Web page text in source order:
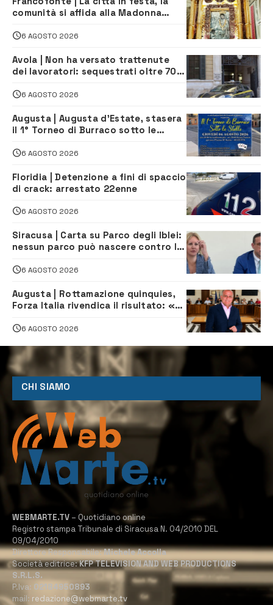
comunità si affida alla Madonna
6 AGOSTO 2026
Avola | Non ha versato trattenute
dei lavoratori: sequestrati oltre 700
climatizzazione
6 AGOSTO 2026
Augusta | Augusta d’Estate, stasera
il 1° Torneo di Burraco sotto le
6 AGOSTO 2026
Floridia | Detenzione a fini di spaccio
di crack: arrestato 22enne
6 AGOSTO 2026
Siracusa | Carta su Parco degli Iblei:
nessun parco può nascere contro le
6 AGOSTO 2026
Augusta | Rottamazione quinquies,
Forza Italia rivendica il risultato: «La
6 AGOSTO 2026
CHI SIAMO
WEBMARTE.TV – Quotidiano online
Registro stampa Tribunale di Siracusa N. 04/2010 DEL
09/04/2010
Direttore Responsabile:Michele Accolla
Società editrice:KFP TELEVISION AND WEB PRODUCTIONS
S.R.L.S.
P.Iva: 02184950893
mail: redazione@webmarte.tv